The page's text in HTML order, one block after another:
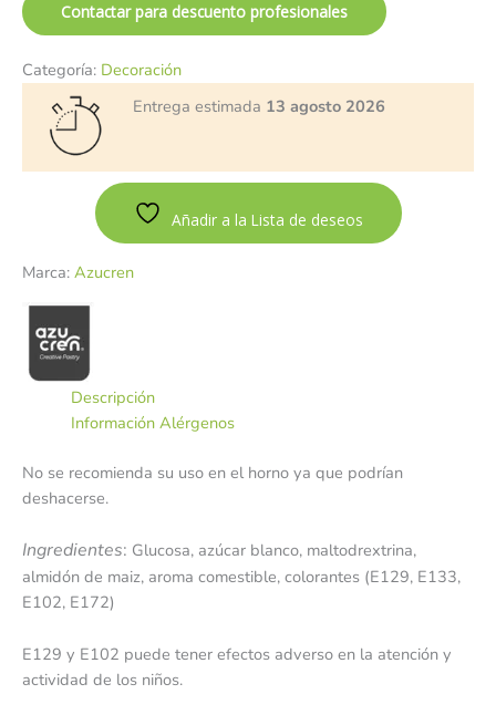
Contactar para descuento profesionales
Categoría: Decoración
Entrega estimada 13 agosto 2026
Añadir a la Lista de deseos
Marca: Azucren
Descripción
Información Alérgenos
No se recomienda su uso en el horno ya que podrían
deshacerse.
Ingredientes: Glucosa, azúcar blanco, maltodrextrina,
almidón de maiz, aroma comestible, colorantes (E129, E133,
E102, E172)
E129 y E102 puede tener efectos adverso en la atención y
actividad de los niños.